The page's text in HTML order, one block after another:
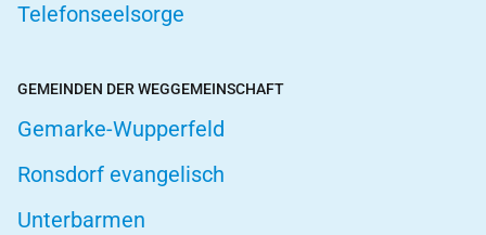
Telefonseelsorge
GEMEINDEN DER WEGGEMEINSCHAFT
Gemarke-Wupperfeld
Ronsdorf evangelisch
Unterbarmen